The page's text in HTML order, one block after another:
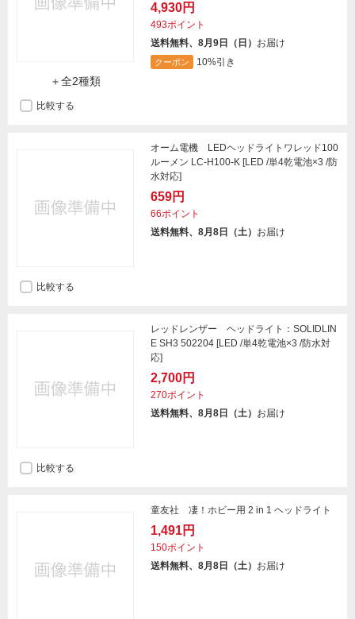
＋全2種類
4,930円
493ポイント
送料無料、8月9日（日） お届け
クーポン 10%引き
比較する
オーム電機 LEDヘッドライトワレッド100
ルーメン LC-H100-K [LED /単4乾電池×3 /防
水対応]
659円
66ポイント
送料無料、8月8日（土） お届け
比較する
レッドレンザー ヘッドライト：SOLIDLIN
E SH3 502204 [LED /単4乾電池×3 /防水対
応]
2,700円
270ポイント
送料無料、8月8日（土） お届け
比較する
童友社 凄！ホビー用 2 in 1 ヘッドライト
1,491円
150ポイント
送料無料、8月8日（土） お届け